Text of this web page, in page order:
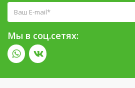
Мы в соц.сетях: